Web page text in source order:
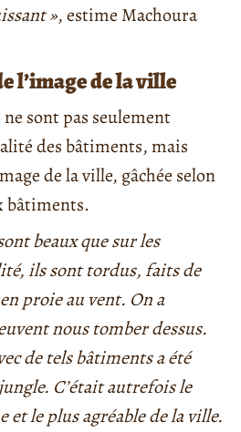
», estime Machoura
l’image de la ville
sont pas seulement
des bâtiments, mais
de la ville, gâchée selon
bâtiments.
beaux que sur les
ils sont tordus, faits de
proie au vent. On a
nous tomber dessus.
de tels bâtiments a été
C’était autrefois le
et le plus agréable de la ville.